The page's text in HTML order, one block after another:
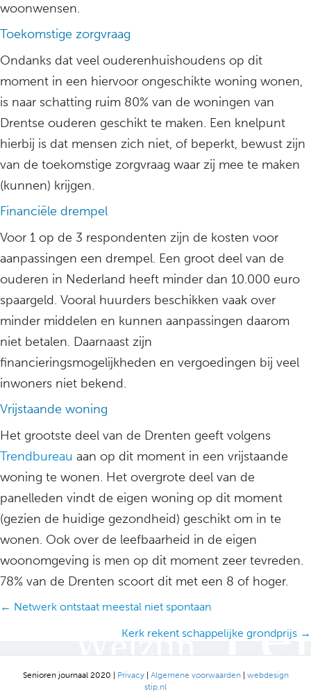
woonwensen.
Toekomstige zorgvraag
Ondanks dat veel ouderenhuishoudens op dit
moment in een hiervoor ongeschikte woning wonen,
is naar schatting ruim 80% van de woningen van
Drentse ouderen geschikt te maken. Een knelpunt
hierbij is dat mensen zich niet, of beperkt, bewust zijn
van de toekomstige zorgvraag waar zij mee te maken
(kunnen) krijgen.
Financiële drempel
Voor 1 op de 3 respondenten zijn de kosten voor
aanpassingen een drempel. Een groot deel van de
ouderen in Nederland heeft minder dan 10.000 euro
spaargeld. Vooral huurders beschikken vaak over
minder middelen en kunnen aanpassingen daarom
niet betalen. Daarnaast zijn
financieringsmogelijkheden en vergoedingen bij veel
inwoners niet bekend.
Vrijstaande woning
Het grootste deel van de Drenten geeft volgens
Trendbureau aan op dit moment in een vrijstaande
woning te wonen. Het overgrote deel van de
panelleden vindt de eigen woning op dit moment
(gezien de huidige gezondheid) geschikt om in te
wonen. Ook over de leefbaarheid in de eigen
woonomgeving is men op dit moment zeer tevreden.
78% van de Drenten scoort dit met een 8 of hoger.
Posts
← Netwerk ontstaat meestal niet spontaan
Kerk rekent schappelijke grondprijs →
Senioren journaal 2020 | Privacy| Algemene voorwaarden| webdesign
stip.nl